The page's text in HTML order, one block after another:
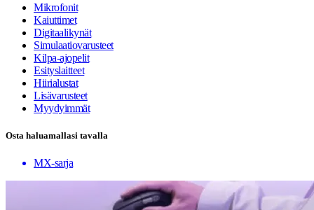
Mikrofonit
Kaiuttimet
Digitaalikynät
Simulaatiovarusteet
Kilpa-ajopelit
Esityslaitteet
Hiirialustat
Lisävarusteet
Myydyimmät
Osta haluamallasi tavalla
MX-sarja